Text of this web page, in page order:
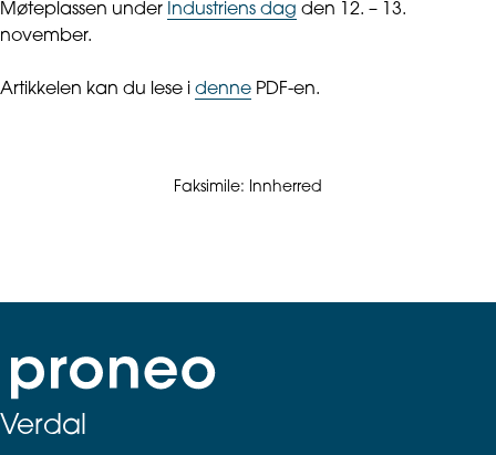
Møteplassen under Industriens dag den 12. – 13.
november.
Artikkelen kan du lese i denne PDF-en.
Faksimile: Innherred
Verdal